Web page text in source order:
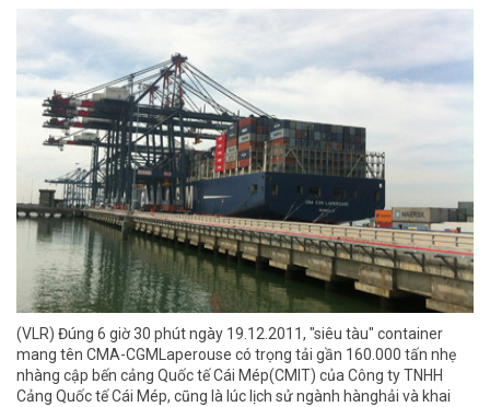
(VLR) Đúng 6 giờ 30 phút ngày 19.12.2011, "siêu tàu" container
mang tên CMA-CGMLaperouse có trọng tải gần 160.000 tấn nhẹ
nhàng cập bến cảng Quốc tế Cái Mép(CMIT) của Công ty TNHH
Cảng Quốc tế Cái Mép, cũng là lúc lịch sử ngành hànghải và khai